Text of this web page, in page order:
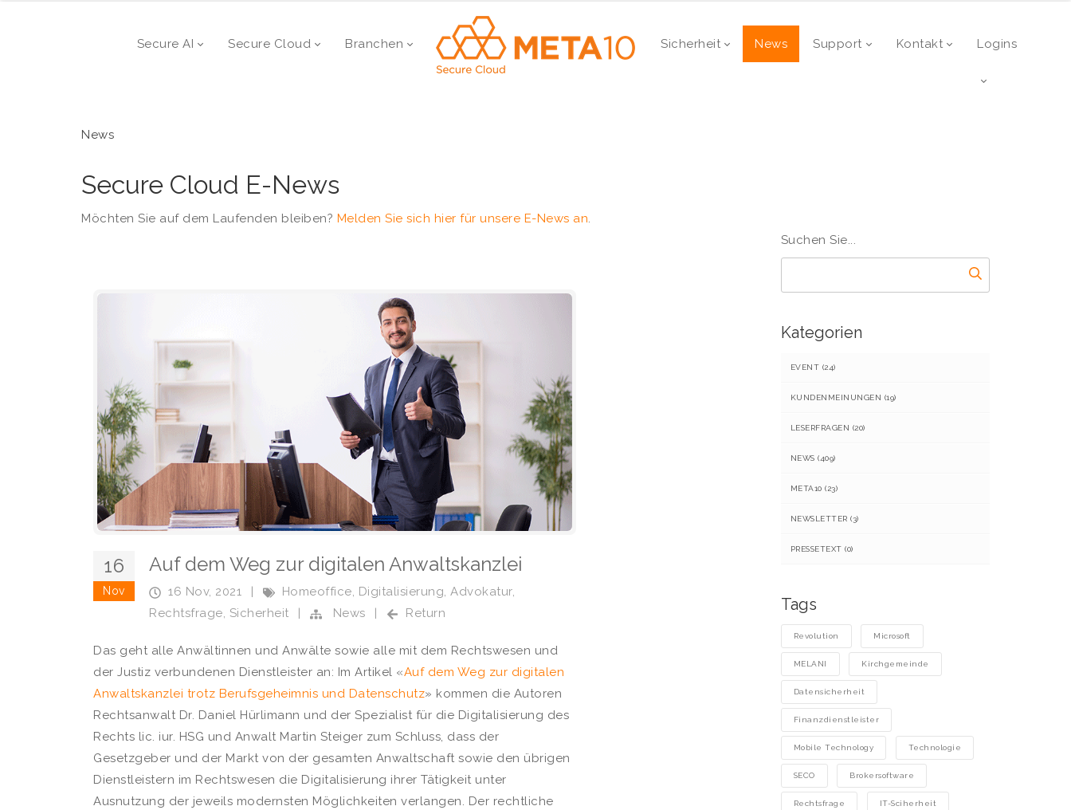
Secure AI Secure Cloud Branchen Sicherheit News Support Kontakt Logins
News
Secure Cloud E-News
Möchten Sie auf dem Laufenden bleiben? Melden Sie sich hier für unsere E-News an.
16
Nov
Auf dem Weg zur digitalen Anwaltskanzlei
16 Nov, 2021 | Homeoffice, Digitalisierung, Advokatur,
Rechtsfrage, Sicherheit | News | Return
Das geht alle Anwältinnen und Anwälte sowie alle mit dem Rechtswesen und
der Justiz verbundenen Dienstleister an: Im Artikel «Auf dem Weg zur digitalen
Anwaltskanzlei trotz Berufsgeheimnis und Datenschutz» kommen die Autoren
Rechtsanwalt Dr. Daniel Hürlimann und der Spezialist für die Digitalisierung des
Rechts lic. iur. HSG und Anwalt Martin Steiger zum Schluss, dass der
Gesetzgeber und der Markt von der gesamten Anwaltschaft sowie den übrigen
Dienstleistern im Rechtswesen die Digitalisierung ihrer Tätigkeit unter
Ausnutzung der jeweils modernsten Möglichkeiten verlangen. Der rechtliche
Suchen Sie...
Kategorien
EVENT (24)
KUNDENMEINUNGEN (19)
LESERFRAGEN (20)
NEWS (409)
META10 (23)
NEWSLETTER (3)
PRESSETEXT (0)
Tags
Revolution Microsoft
MELANI Kirchgemeinde
Datensicherheit
Finanzdienstleister
Mobile Technology Technologie
SECO Brokersoftware
Rechtsfrage IT-Sciherheit